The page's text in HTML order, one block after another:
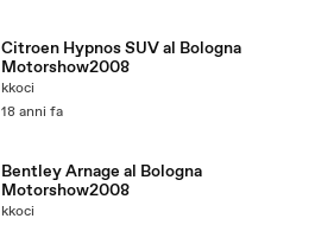
Citroen Hypnos SUV al Bologna
Motorshow2008
kkoci
18 anni fa
Bentley Arnage al Bologna
Motorshow2008
kkoci